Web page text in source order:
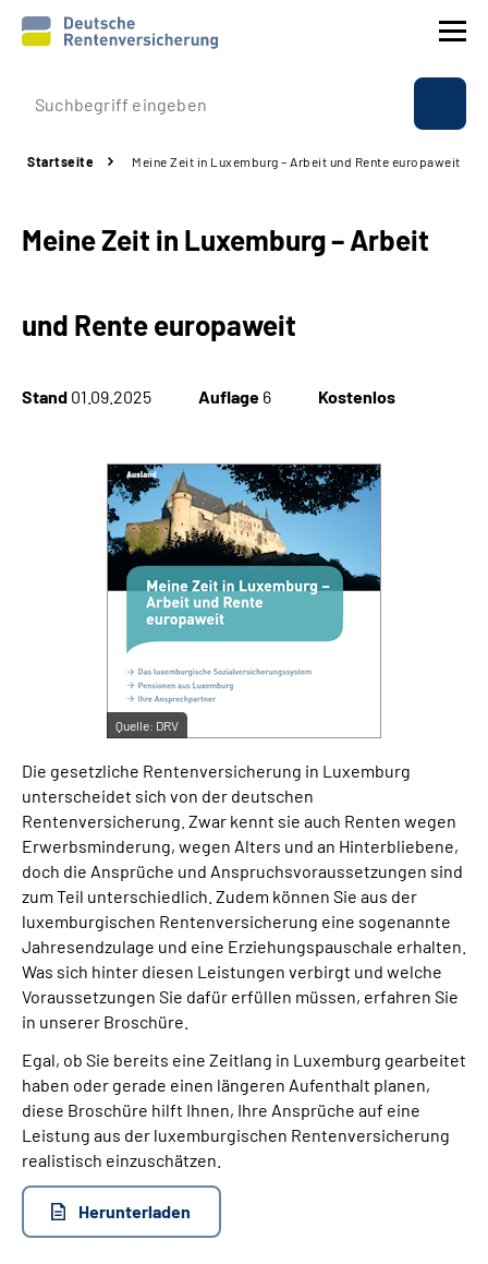
Prävention
Rente
Online-Services
Inhalte in Gebärdensprache (DGS)
Leichte Sprache
Mein Kundenportal
Startseite Meine Zeit in Luxemburg – Arbeit und Rente europaweit
Meine Zeit in Luxemburg – Arbeit
und Rente europaweit
Stand 01.09.2025 Auflage 6 Kostenlos
Quelle: DRV
Die gesetzliche Rentenversicherung in Luxemburg
unterscheidet sich von der deutschen
Rentenversicherung. Zwar kennt sie auch Renten wegen
Erwerbsminderung, wegen Alters und an Hinterbliebene,
doch die Ansprüche und Anspruchsvoraussetzungen sind
zum Teil unterschiedlich. Zudem können Sie aus der
luxemburgischen Rentenversicherung eine sogenannte
Jahresendzulage und eine Erziehungspauschale erhalten.
Was sich hinter diesen Leistungen verbirgt und welche
Voraussetzungen Sie dafür erfüllen müssen, erfahren Sie
in unserer Broschüre.
Egal, ob Sie bereits eine Zeitlang in Luxemburg gearbeitet
haben oder gerade einen längeren Aufenthalt planen,
diese Broschüre hilft Ihnen, Ihre Ansprüche auf eine
Leistung aus der luxemburgischen Rentenversicherung
realistisch einzuschätzen.
Herunterladen